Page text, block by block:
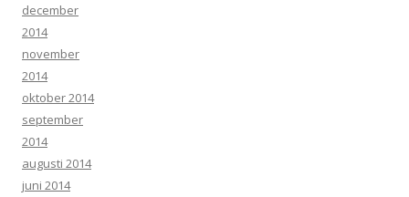
december
2014
november
2014
oktober 2014
september
2014
augusti 2014
juni 2014